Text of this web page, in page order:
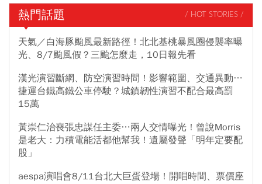
熱門話題 / HOT STORIES /
天氣／白海豚颱風最新路徑！北北基桃暴風圈侵襲率曝
光、8/7颱風假？三颱怎麼走，10日報先看
漢光演習斷網、防空演習時間！影響範圍、交通異動…
捷運台鐵高鐵公車停駛？城鎮韌性演習不配合最高罰
15萬
黃崇仁治喪張忠謀任主委…兩人交情曝光！曾說Morris
是老大：力積電能活都他幫我！遺屬發聲「明年定要配
股」
aespa演唱會8/11台北大巨蛋登場！開唱時間、票價座